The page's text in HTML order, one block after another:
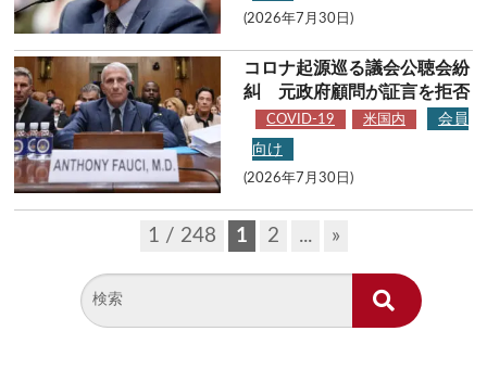
(2026年7月30日)
コロナ起源巡る議会公聴会紛
糾 元政府顧問が証言を拒否
COVID-19 米国内
会員
向け
(2026年7月30日)
1 / 248 1 2 ... »